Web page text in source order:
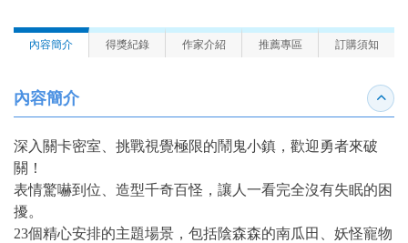
內容簡介 得獎紀錄 作家介紹 推薦專區 訂購須知
內容簡介 收合
深入關卡密室、挑戰視覺極限的鬧鬼小鎮，歡迎勇者來破
關！
表情驚嚇到位、造型千奇百怪，讓人一看完全沒有失眠的困
擾。
23個精心安排的主題場景，包括陰森森的南瓜田、妖怪寵物